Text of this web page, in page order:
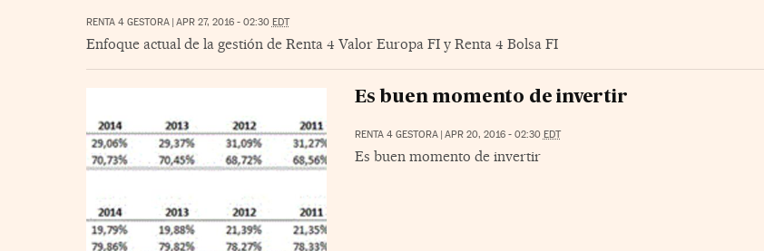
RENTA 4 GESTORA | APR 27, 2016 - 02:30 EDT
Enfoque actual de la gestión de Renta 4 Valor Europa FI y Renta 4 Bolsa FI
Es buen momento de invertir
RENTA 4 GESTORA APR 20, 2016 - 02:30 EDT
Es buen momento de invertir